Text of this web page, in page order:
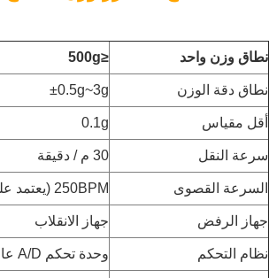
نطاق وزن واحد ≤500g
نطاق دقة الوزن ±0.5g~3g
أقل مقياس 0.1g
سرعة النقل 30 م / دقيقة
السرعة القصوى 250BPM (يعتمد على السرعة اليدوية)
جهاز الرفض جهاز الانقلاب
نظام التحكم وحدة تحكم A/D عالية السرعة